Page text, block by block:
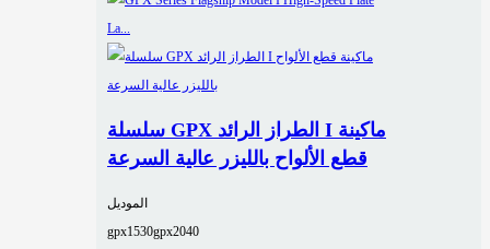
سلسلة GPX الطراز الرائد I ماكينة
قطع الألواح بالليزر عالية السرعة
الموديل
gpx1530gpx2040